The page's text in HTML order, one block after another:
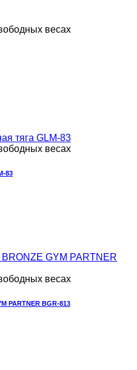
весах
весах
83
весах
PARTNER BGR-813